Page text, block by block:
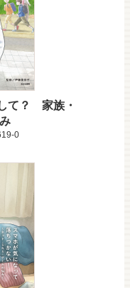
て？ 家族・
0